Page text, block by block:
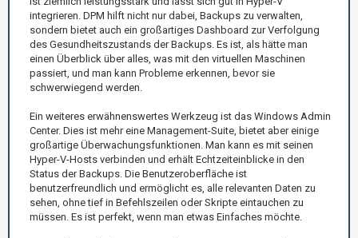
integrieren. DPM hilft nicht nur dabei, Backups zu verwalten,
sondern bietet auch ein großartiges Dashboard zur Verfolgung
des Gesundheitszustands der Backups. Es ist, als hätte man
einen Überblick über alles, was mit den virtuellen Maschinen
passiert, und man kann Probleme erkennen, bevor sie
schwerwiegend werden.
Ein weiteres erwähnenswertes Werkzeug ist das Windows Admin
Center. Dies ist mehr eine Management-Suite, bietet aber einige
großartige Überwachungsfunktionen. Man kann es mit seinen
Hyper-V-Hosts verbinden und erhält Echtzeiteinblicke in den
Status der Backups. Die Benutzeroberfläche ist
benutzerfreundlich und ermöglicht es, alle relevanten Daten zu
sehen, ohne tief in Befehlszeilen oder Skripte eintauchen zu
müssen. Es ist perfekt, wenn man etwas Einfaches möchte.